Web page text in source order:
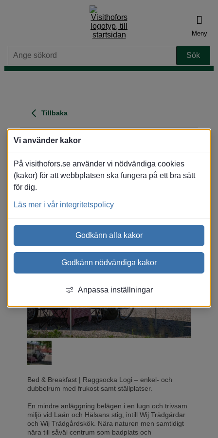
Meny
Tillbaka
Raggsocka logi
Område: Ockelbo
Visa karta
Bed & Breakfast | Raggsocka Logi – enkel- och
dubbelrum med frukost samt ställplatser.
En mindre anläggning belägen i en lugn och trivsam
miljö vid Laån och Hälsans stig, intill Wij Trädgårdar
och Wij Trädgårdskök. Nära naturen men samtidigt
nära till såväl centrum som badplats och
Vi använder kakor
På visithofors.se använder vi nödvändiga cookies
(kakor) för att webbplatsen ska fungera på ett bra sätt
för dig.
Läs mer i vår integritetspolicy
Godkänn alla kakor
Godkänn nödvändiga kakor
Anpassa inställningar